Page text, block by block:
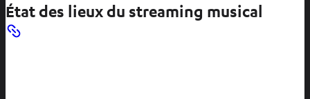
État des lieux du streaming musical